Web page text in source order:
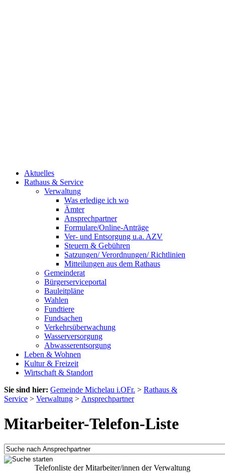
Aktuelles
Rathaus & Service
Verwaltung
Was erledige ich wo
Ämter
Ansprechpartner
Formulare/Online-Anträge
Ver- und Entsorgung u.a. AZV
Steuern & Gebühren
Satzungen/ Verordnungen/ Richtlinien
Mitteilungen aus dem Rathaus
Gemeinderat
Bürgerserviceportal
Bauleitpläne
Wahlen
Fundtiere
Fundsachen
Verkehrsüberwachung
Wasserversorgung
Abwasserentsorgung
Leben & Wohnen
Kultur & Freizeit
Wirtschaft & Standort
Sie sind hier: Gemeinde Michelau i.OFr. > Rathaus &
Service > Verwaltung > Ansprechpartner
Mitarbeiter-Telefon-Liste
Telefonliste der Mitarbeiter/innen der Verwaltung